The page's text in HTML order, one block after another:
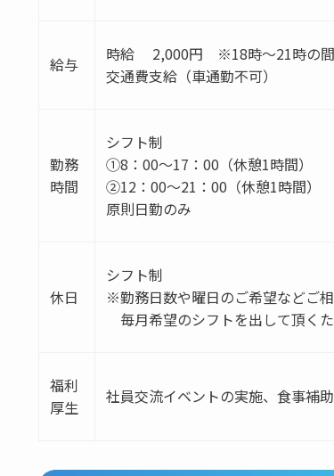
給与
時給 2,000円 ※18時～21時の間
交通費支給（車通勤不可）
勤務
時間
シフト制
①8：00～17：00（休憩1時間）
②12：00～21：00（休憩1時間）
原則日勤のみ
休日
シフト制
※勤務日数や曜日のご希望などご相
毎月希望のシフトを出して頂く
福利
厚生
社員交流イベントの実施、食事補